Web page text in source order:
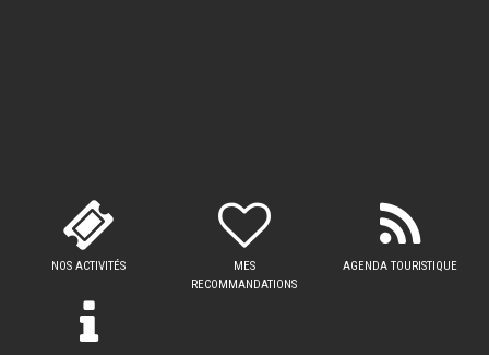
NOS ACTIVITÉS
MES
RECOMMANDATIONS
AGENDA TOURISTIQUE